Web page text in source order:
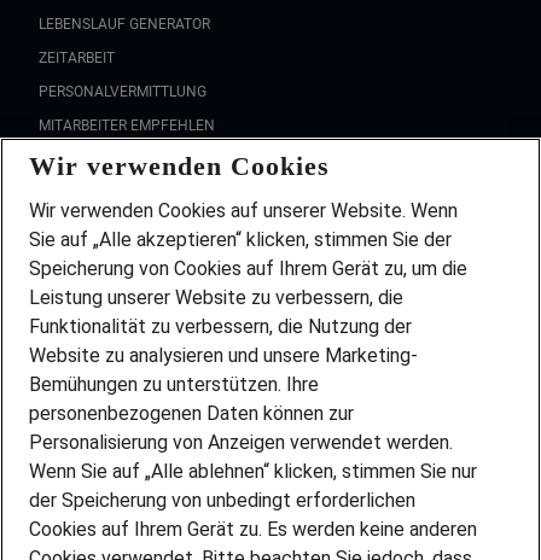
LEBENSLAUF GENERATOR
ZEITARBEIT
PERSONALVERMITTLUNG
MITARBEITER EMPFEHLEN
FAQ
Wir stellen ein!
DEINE BERUFSGRUPPE
DEINE LEBENSSITUATION
PARTNERSHIP WITH AIRBUS
INITIATIV BEWERBEN
ÜBER UNS
STANDORTE
BLOG
PRESSE
Wir verwenden Cookies
Wir verwenden Cookies auf unserer Website. Wenn
Sie auf „Alle akzeptieren“ klicken, stimmen Sie der
Speicherung von Cookies auf Ihrem Gerät zu, um die
Leistung unserer Website zu verbessern, die
Funktionalität zu verbessern, die Nutzung der
Website zu analysieren und unsere Marketing-
Bemühungen zu unterstützen. Ihre
personenbezogenen Daten können zur
Personalisierung von Anzeigen verwendet werden.
Wenn Sie auf „Alle ablehnen“ klicken, stimmen Sie nur
der Speicherung von unbedingt erforderlichen
Cookies auf Ihrem Gerät zu. Es werden keine anderen